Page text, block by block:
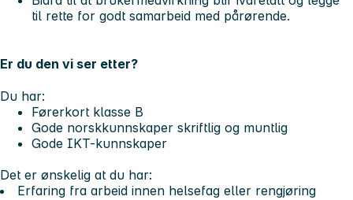
til rette for godt samarbeid med pårørende.
Er du den vi ser etter?
Du har:
Førerkort klasse B
Gode norskkunnskaper skriftlig og muntlig
Gode IKT-kunnskaper
Det er ønskelig at du har:
Erfaring fra arbeid innen helsefag eller rengjøring